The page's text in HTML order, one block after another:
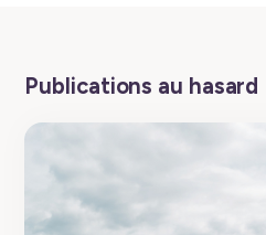
Publications au hasard